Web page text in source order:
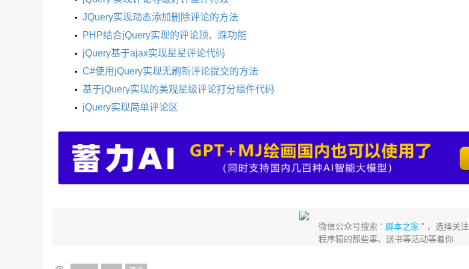
JQuery实现动态添加删除评论的方法
PHP结合jQuery实现的评论顶、踩功能
jQuery基于ajax实现星星评论代码
C#使用jQuery实现无刷新评论提交的方法
基于jQuery实现的美观星级评论打分组件代码
jQuery实现简单评论区
微信公众号搜索 “脚本之家 ” ，选择关注
程序猿的那些事、送书等活动等着你